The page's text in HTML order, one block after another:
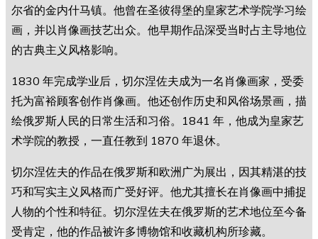
尔省的金内什马镇。他曾在圣彼得堡的皇家艺术学院学习绘
画，并以肖像画技艺出众。他早期作品深受当时占主导地位
的古典主义风格影响。
1830 年完成学业后，切尔涅佐夫成为一名肖像画家，受委
托为富裕顾客创作肖像画。他还创作历史和风俗场景画，描
绘俄罗斯人民的日常生活和习俗。1841 年，他成为皇家艺
术学院的教授，一直任教到 1870 年退休。
切尔涅佐夫的作品在俄罗斯和欧洲广为展出，因其精湛的技
巧和写实主义风格而广受好评。他尤其擅长在肖像画中捕捉
人物的个性和特征。切尔涅佐夫在俄罗斯的艺术地位至今备
受肯定，他的作品被许多博物馆和收藏机构所珍藏。